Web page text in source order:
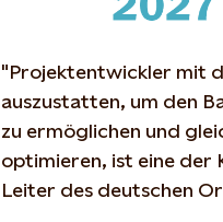
"Projektentwickler mit
auszustatten, um den
zu ermöglichen und
optimieren, ist eine der
Leiter des deutschen